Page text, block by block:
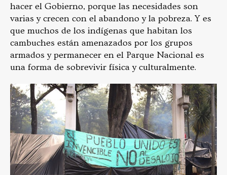
hacer el Gobierno, porque las necesidades son
varias y crecen con el abandono y la pobreza. Y es
que muchos de los indígenas que habitan los
cambuches están amenazados por los grupos
armados y permanecer en el Parque Nacional es
una forma de sobrevivir física y culturalmente.